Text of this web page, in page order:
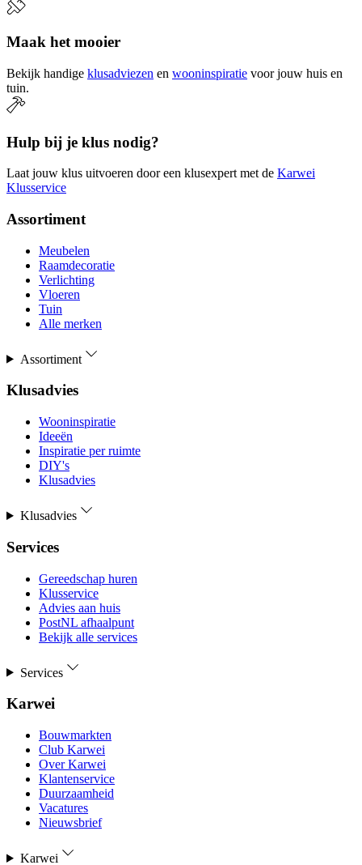
Maak het mooier
Bekijk handige klusadviezen en wooninspiratie voor jouw huis en
tuin.
Hulp bij je klus nodig?
Laat jouw klus uitvoeren door een klusexpert met de Karwei
Klusservice
Assortiment
Meubelen
Raamdecoratie
Verlichting
Vloeren
Tuin
Alle merken
Assortiment
Klusadvies
Wooninspiratie
Ideeën
Inspiratie per ruimte
DIY's
Klusadvies
Klusadvies
Services
Gereedschap huren
Klusservice
Advies aan huis
PostNL afhaalpunt
Bekijk alle services
Services
Karwei
Bouwmarkten
Club Karwei
Over Karwei
Klantenservice
Duurzaamheid
Vacatures
Nieuwsbrief
Karwei